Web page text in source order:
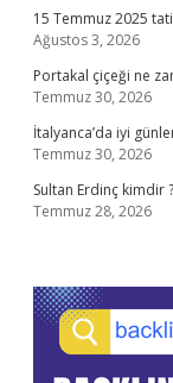
15 Temmuz 2025
Ağustos 3, 2026
Portakal çiçeği ne
Temmuz 30, 2026
İtalyanca’da iyi
Temmuz 30, 2026
Sultan Erdinç kimdir ?
Temmuz 28, 2026